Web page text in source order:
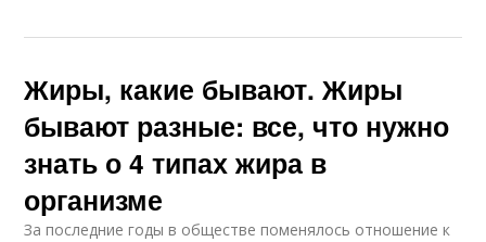
Жиры, какие бывают. Жиры
бывают разные: все, что нужно
знать о 4 типах жира в
организме
За последние годы в обществе поменялось отношение к